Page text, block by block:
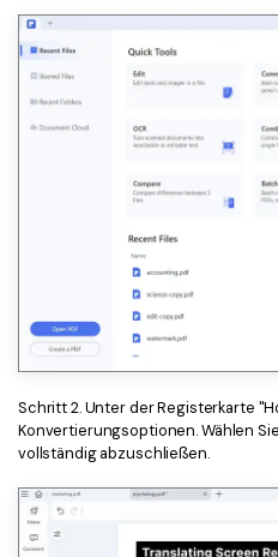
Schritt 2. Unter der Registerkarte
Konvertierungsoptionen. Wählen
vollständig abzuschließen.